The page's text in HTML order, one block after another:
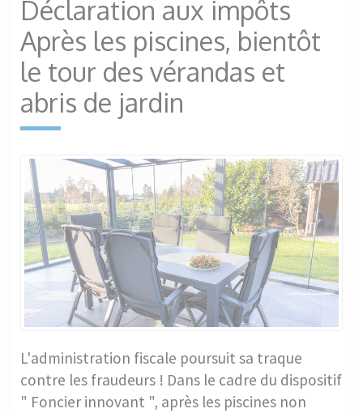
Déclaration aux impôts
Après les piscines, bientôt
le tour des vérandas et
abris de jardin
L'administration fiscale poursuit sa traque
contre les fraudeurs ! Dans le cadre du dispositif
" Foncier innovant ", après les piscines non